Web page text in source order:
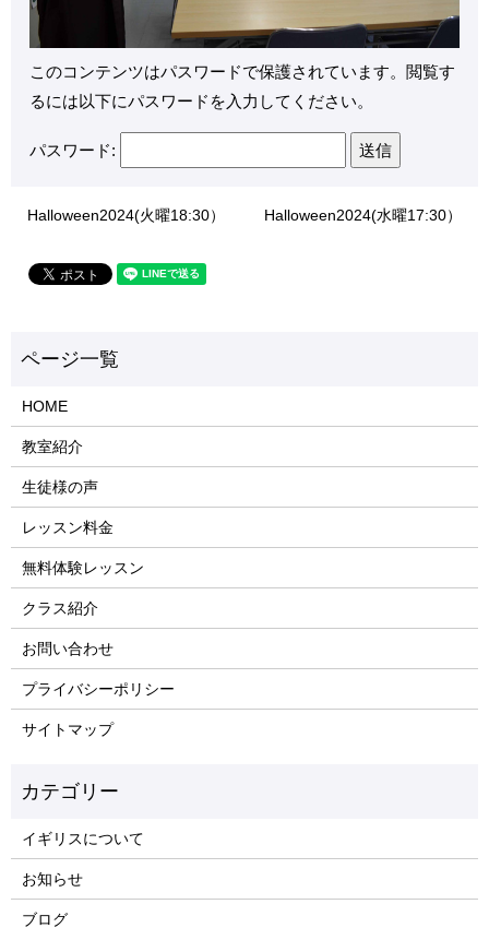
このコンテンツはパスワードで保護されています。閲覧す
るには以下にパスワードを入力してください。
パスワード:
Halloween2024(火曜18:30） Halloween2024(水曜17:30）
HOME
教室紹介
生徒様の声
レッスン料金
無料体験レッスン
クラス紹介
お問い合わせ
プライバシーポリシー
サイトマップ
イギリスについて
お知らせ
ブログ